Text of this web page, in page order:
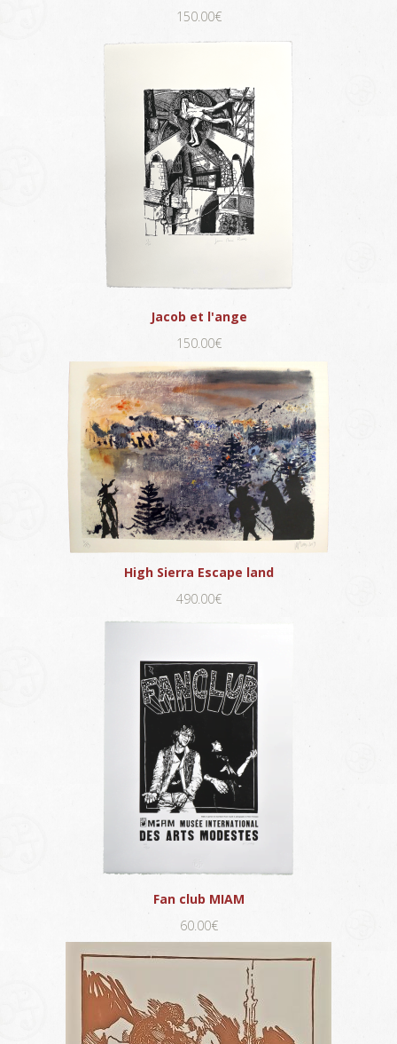
150.00€
Jacob et l'ange
150.00€
High Sierra Escape land
490.00€
Fan club MIAM
60.00€